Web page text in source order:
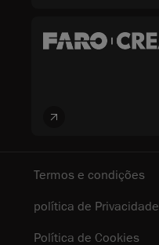
Termos e condições
política de Privacidade
Política de Cookies